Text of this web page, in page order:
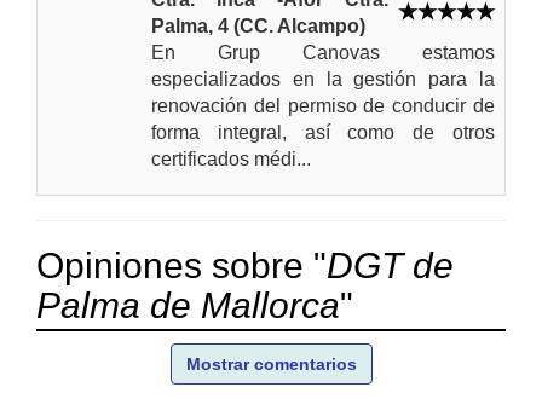
Palma, 4 (CC. Alcampo)
En Grup Canovas estamos
especializados en la gestión para la
renovación del permiso de conducir de
forma integral, así como de otros
certificados médi...
Opiniones sobre "DGT de
Palma de Mallorca"
Mostrar comentarios